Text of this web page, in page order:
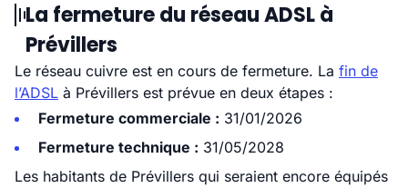
La fermeture du réseau ADSL à
Prévillers
Le réseau cuivre est en cours de fermeture. La fin de
l’ADSL à Prévillers est prévue en deux étapes :
Fermeture commerciale : 31/01/2026
Fermeture technique : 31/05/2028
Les habitants de Prévillers qui seraient encore équipés